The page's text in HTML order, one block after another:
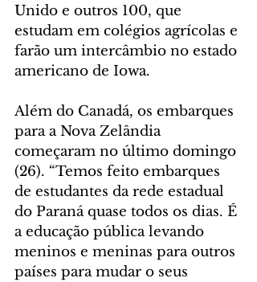
Unido e outros 100, que
estudam em colégios agrícolas e
farão um intercâmbio no estado
americano de Iowa.
Além do Canadá, os embarques
para a Nova Zelândia
começaram no último domingo
(26). “Temos feito embarques
de estudantes da rede estadual
do Paraná quase todos os dias. É
a educação pública levando
meninos e meninas para outros
países para mudar o seus